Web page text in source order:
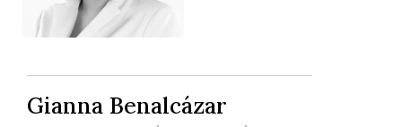
Gianna Benalcázar